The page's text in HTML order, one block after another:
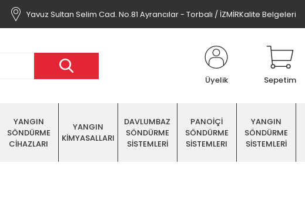
Yavuz Sultan Selim Cad. No.81 Ayrancılar - Torbalı / İZMİRKalite Belgeleri
Üyelik Sepetim
YANGIN
SÖNDÜRME
CİHAZLARI
YANGIN
KİMYASALLARI
DAVLUMBAZ
SÖNDÜRME
SİSTEMLERİ
PANOİÇİ
SÖNDÜRME
SİSTEMLERI
YANGIN
SÖNDÜRME
SİSTEMLERİ